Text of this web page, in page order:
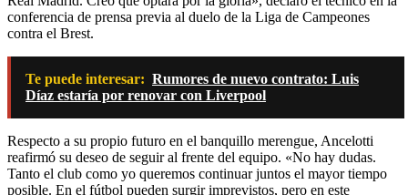
conferencia de prensa previa al duelo de la Liga de Campeones
contra el Brest.
Te puede interesar: Rumores de nuevo contrato: Luis
Díaz estaría por renovar con Liverpool
Respecto a su propio futuro en el banquillo merengue, Ancelotti
reafirmó su deseo de seguir al frente del equipo. «No hay dudas.
Tanto el club como yo queremos continuar juntos el mayor tiempo
posible. En el fútbol pueden surgir imprevistos, pero en este